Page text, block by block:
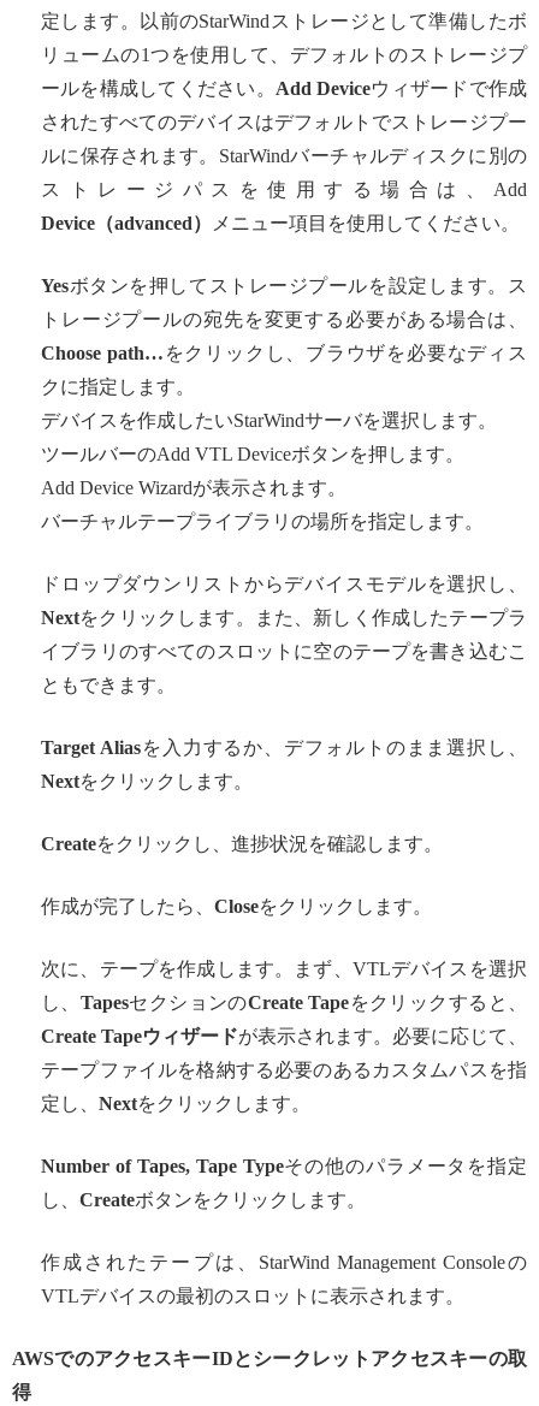
定します。以前のStarWindストレージとして準備したボ
リュームの1つを使用して、デフォルトのストレージプ
ールを構成してください。 Add Deviceウィザードで作成
されたすべてのデバイスはデフォルトでストレージプー
ルに保存されます。StarWindバーチャルディスクに別の
ストレージパスを使用する場合は、Add
Device （advanced） メニュー項目を使用してください。
Yesボタンを押してストレージプールを設定します。ス
トレージプールの宛先を変更する必要がある場合は、
Choose path… をクリックし、ブラウザを必要なディス
クに指定します。
デバイスを作成したいStarWindサーバを選択します。
ツールバーのAdd VTL Deviceボタンを押します。
Add Device Wizardが表示されます。
バーチャルテープライブラリの場所を指定します。
ドロップダウンリストからデバイスモデルを選択し、
Nextをクリックします。また、新しく作成したテープラ
イブラリのすべてのスロットに空のテープを書き込むこ
ともできます。
Target Aliasを入力するか、デフォルトのまま選択し、
Nextをクリックします。
Createをクリックし、進捗状況を確認します。
作成が完了したら、 Closeをクリックします。
次に、テープを作成します。まず、VTLデバイスを選択
し、 TapesセクションのCreate Tapeをクリックすると、
Create Tapeウィザードが表示されます。必要に応じて、
テープファイルを格納する必要のあるカスタムパスを指
定し、 Nextをクリックします。
Number of Tapes, Tape Typeその他のパラメータを指定
し、 Createボタンをクリックします。
作成されたテープは、StarWind Management Consoleの
VTLデバイスの最初のスロットに表示されます。
AWSでのアクセスキーIDとシークレットアクセスキーの取
得